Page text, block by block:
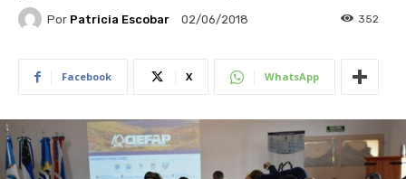
Por Patricia Escobar 02/06/2018 352
Facebook X WhatsApp